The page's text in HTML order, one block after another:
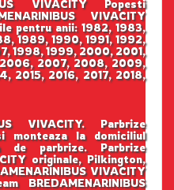
VIVACITY Popesti
VIVACITY
pentru anii: 1982, 1983,
1989, 1990, 1991, 1992,
1998, 1999, 2000, 2001,
2007, 2008, 2009,
2015, 2016, 2017, 2018,
VIVACITY. Parbrize
monteaza la domiciliul
parbrize. Parbrize
originale, Pilkington,
VIVACITY
BREDAMENARINIBUS